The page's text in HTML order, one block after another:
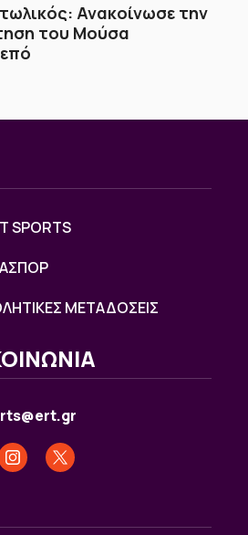
Ανακοίνωσε την
του Μούσα
SPORTS
ΜΕΤΑΔΟΣΕΙΣ